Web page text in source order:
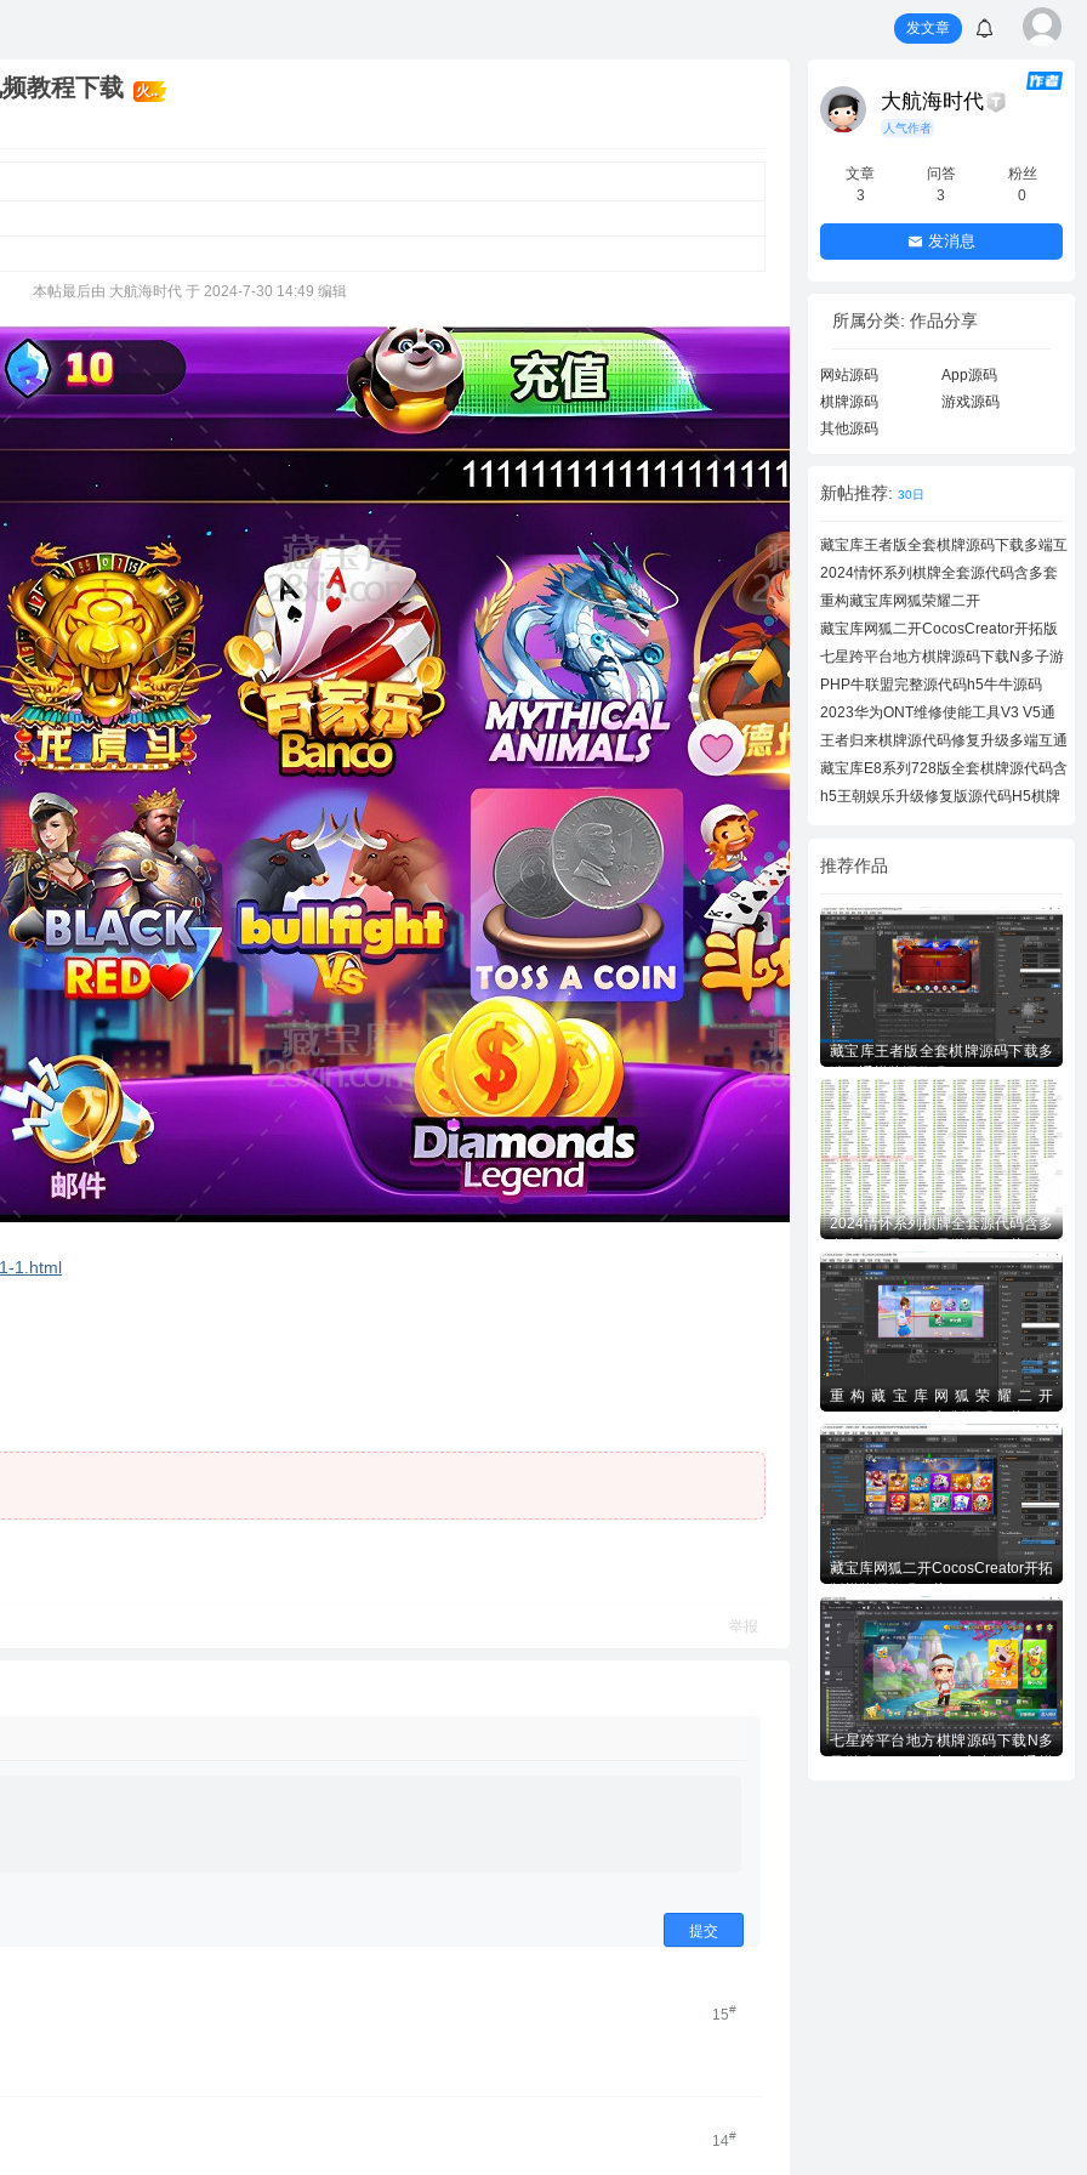
发文章
教程下载 火..
本帖最后由 大航海时代 于 2024-7-30 14:49 编辑
1.html
举报
提交
15#
14#
大航海时代
人气作者
文章
3
问答
3
粉丝
0
发消息
所属分类: 作品分享
网站源码
App源码
棋牌源码
游戏源码
其他源码
新帖推荐: 30日
藏宝库王者版全套棋牌源码下载多端互
通棋牌
2024情怀系列棋牌全套源代码含多套
大厅UI及
重构藏宝库网狐荣耀二开
CocosCreator开拓版
藏宝库网狐二开CocosCreator开拓版
棋牌源代
七星跨平台地方棋牌源码下载N多子游
戏APP/H
PHP牛联盟完整源代码h5牛牛源码
2023华为ONT维修使能工具V3 V5通
用下载
王者归来棋牌源代码修复升级多端互通
近百款
藏宝库E8系列728版全套棋牌源代码含
728UI工
h5王朝娱乐升级修复版源代码H5棋牌
推荐作品
藏宝库王者版全套棋牌源码下载多
2024情怀系列棋牌全套源代码含多
重构藏宝库网狐荣耀二开
藏宝库网狐二开CocosCreator开拓
七星跨平台地方棋牌源码下载N多